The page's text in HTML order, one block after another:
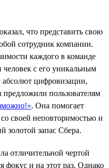
что представить свою
сотрудник компании.
каждого в команде
человек с его уникальным
цифровизации,
предложили пользователям
. Она помогает
своей неповторимостью и
золотой запас Сбера.
отличительной чертой
фокус и на этот раз. Однако